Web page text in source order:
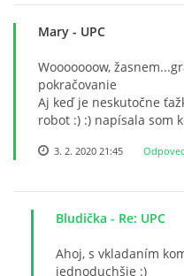
Mary - UPC
Wooooooow,
pokračovanie
Aj keď je neskutočne
robot :) :) napísala som
3. 2. 2020 21:45
Bludička - Re: UPC
Ahoj, s vkladaním
jednoduchšie :)